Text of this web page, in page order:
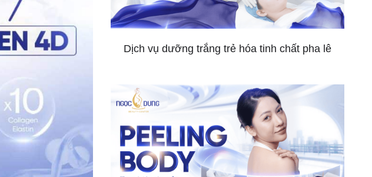
Dịch vụ dưỡng trắng trẻ hóa tinh chất pha lê